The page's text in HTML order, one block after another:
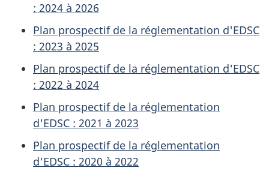
: 2024 à 2026
Plan prospectif de la réglementation d'EDSC
: 2023 à 2025
Plan prospectif de la réglementation d'EDSC
: 2022 à 2024
Plan prospectif de la réglementation
d'EDSC : 2021 à 2023
Plan prospectif de la réglementation
d'EDSC : 2020 à 2022